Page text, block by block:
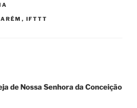
, IFTTT
de Nossa Senhora da Conceição